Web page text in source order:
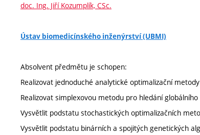
doc. Ing. Jiří Kozumplík, CSc.
Ústav biomedicínského inženýrství (UBMI)
Absolvent předmětu je schopen:
Realizovat jednoduché analytické optimalizační
Realizovat simplexovou metodu pro hledání
Vysvětlit podstatu stochastických optimalizačních
Vysvětlit podstatu binárních a spojitých genetických